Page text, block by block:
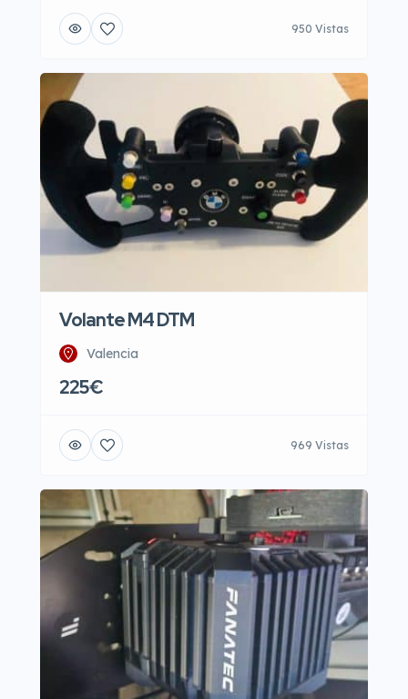
950 Vistas
Volante M4 DTM
Valencia
225€
969 Vistas